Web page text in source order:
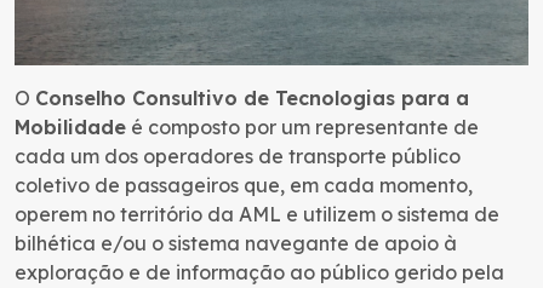
O Conselho Consultivo de Tecnologias para a
Mobilidade é composto por um representante de
cada um dos operadores de transporte público
coletivo de passageiros que, em cada momento,
operem no território da AML e utilizem o sistema de
bilhética e/ou o sistema navegante de apoio à
exploração e de informação ao público gerido pela